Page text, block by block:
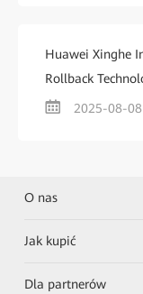
Huawei Xinghe
Rollback
2025-08-08
O nas
Jak kupić
Dla partnerów